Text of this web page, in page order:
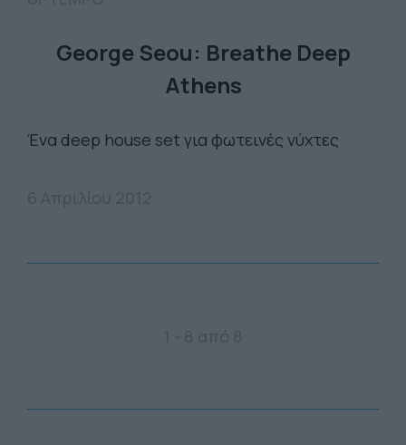
George Seou: Breathe Deep
Athens
Ένα deep house set για φωτεινές νύχτες